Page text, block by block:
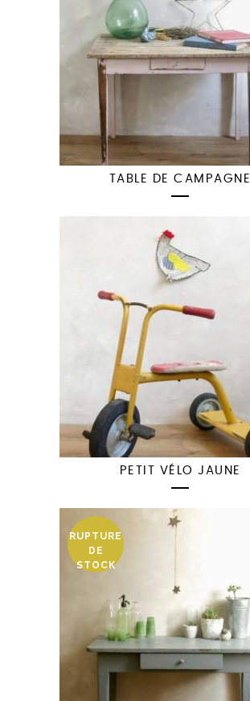
TABLE DE CAMPAGNE
PETIT VÉLO JAUNE
RUPTURE
DE
STOCK